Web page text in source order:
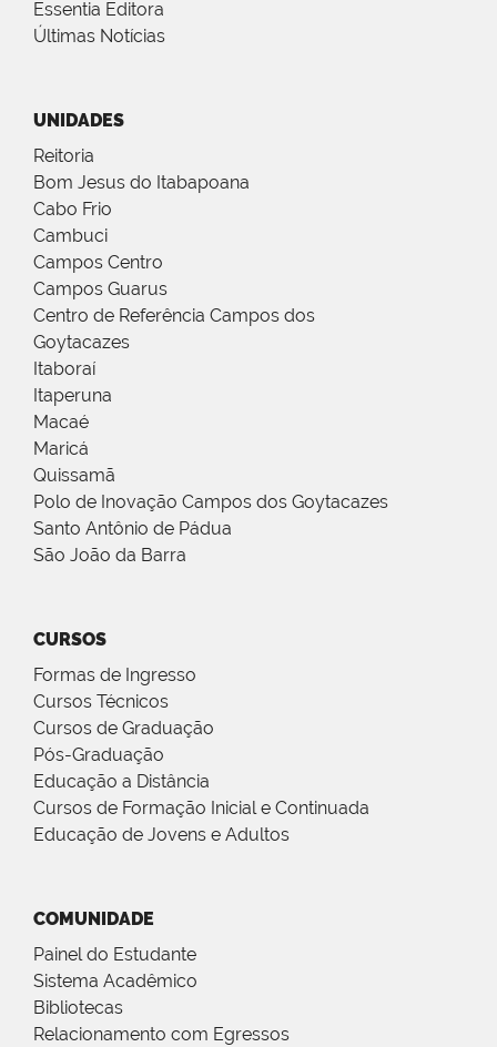
Essentia Editora
Últimas Notícias
UNIDADES
Reitoria
Bom Jesus do Itabapoana
Cabo Frio
Cambuci
Campos Centro
Campos Guarus
Centro de Referência Campos dos
Goytacazes
Itaboraí
Itaperuna
Macaé
Maricá
Quissamã
Polo de Inovação Campos dos Goytacazes
Santo Antônio de Pádua
São João da Barra
CURSOS
Formas de Ingresso
Cursos Técnicos
Cursos de Graduação
Pós-Graduação
Educação a Distância
Cursos de Formação Inicial e Continuada
Educação de Jovens e Adultos
COMUNIDADE
Painel do Estudante
Sistema Acadêmico
Bibliotecas
Relacionamento com Egressos